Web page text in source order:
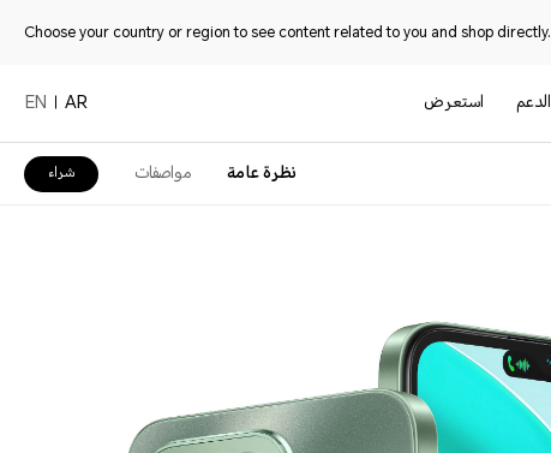
Choose your country or region to see content related to you and shop directly.
الدعم استعرض AR
EN
نظرة عامة مواصفات شراء